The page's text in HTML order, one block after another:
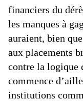
financiers du
les manques à
auraient, bien
aux placements
contre la logique
commence
institutions